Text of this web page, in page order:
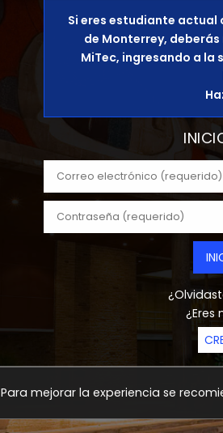
Si eres estudiante actual
de Monterrey,
MiTec, ingresando a la
¿Eres
Para mejorar la experiencia se